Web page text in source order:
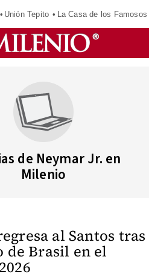
Unión Tepito La Casa de los Famosos
de Neymar Jr. en
Milenio
al Santos tras
de Brasil en el